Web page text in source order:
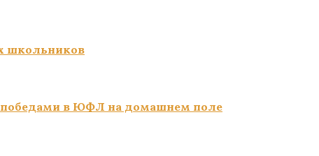
школьников
в ЮФЛ на домашнем поле